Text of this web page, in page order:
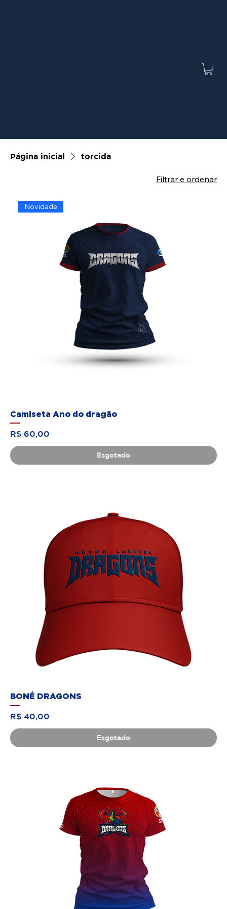
Página inicial torcida
Filtrar e ordenar
Novidade
Camiseta Ano do dragão
Preço
R$ 60,00
Esgotado
BONÉ DRAGONS
Preço
R$ 40,00
Esgotado